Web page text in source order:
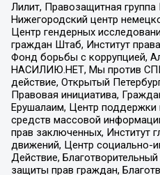
Лилит, Правозащитная
Нижегородский центр
Центр гендерных
граждан Штаб, Институт
Фонд борьбы с коррупцией,
НАСИЛИЮ.НЕТ, Мы против
действие, Открытый
Правовая инициатива,
Ерушалаим, Центр поддержки
средств массовой
прав заключенных, Институт
движений, Центр социально-
Действие,
защиты прав граждан,